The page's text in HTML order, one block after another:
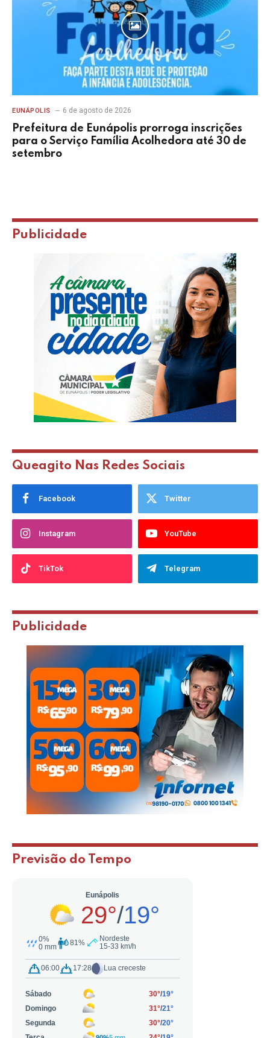
EUNÁPOLIS 6 de agosto de 2026
Prefeitura de Eunápolis prorroga inscrições
para o Serviço Família Acolhedora até 30 de
setembro
Publicidade
Queagito Nas Redes Sociais
Facebook Twitter
Instagram YouTube
TikTok Telegram
Publicidade
Previsão do Tempo